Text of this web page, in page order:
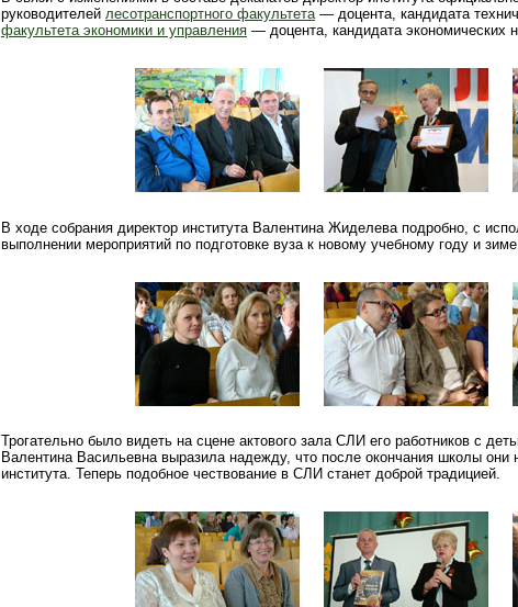
руководителей лесотранспортного факультета— доцента, кандидата
факультета экономики и управления — доцента, кандидата экономических
В ходе собрания директор института Валентина Жиделева подробно, с
выполнении мероприятий по подготовке вуза к новому учебному году и зиме.
Трогательно было видеть на сцене актового зала СЛИ его работников с
Валентина Васильевна выразила надежду, что после окончания школы они
института. Теперь подобное чествование в СЛИ станет доброй традицией.